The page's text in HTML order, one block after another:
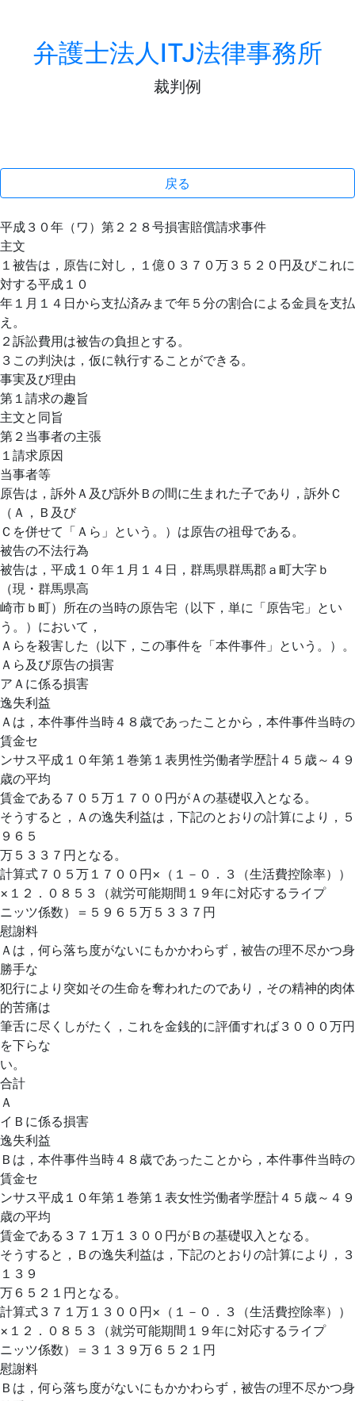
弁護士法人ITJ法律事務所
裁判例
戻る
平成３０年（ワ）第２２８号損害賠償請求事件
主文
１被告は，原告に対し，１億０３７０万３５２０円及びこれに
対する平成１０
年１月１４日から支払済みまで年５分の割合による金員を支払
え。
２訴訟費用は被告の負担とする。
３この判決は，仮に執行することができる。
事実及び理由
第１請求の趣旨
主文と同旨
第２当事者の主張
１請求原因
当事者等
原告は，訴外Ａ及び訴外Ｂの間に生まれた子であり，訴外Ｃ
（Ａ，Ｂ及び
Ｃを併せて「Ａら」という。）は原告の祖母である。
被告の不法行為
被告は，平成１０年１月１４日，群馬県群馬郡ａ町大字ｂ
（現・群馬県高
崎市ｂ町）所在の当時の原告宅（以下，単に「原告宅」とい
う。）において，
Ａらを殺害した（以下，この事件を「本件事件」という。）。
Ａら及び原告の損害
アＡに係る損害
逸失利益
Ａは，本件事件当時４８歳であったことから，本件事件当時の
賃金セ
ンサス平成１０年第１巻第１表男性労働者学歴計４５歳～４９
歳の平均
賃金である７０５万１７００円がＡの基礎収入となる。
そうすると，Ａの逸失利益は，下記のとおりの計算により，５
９６５
万５３３７円となる。
計算式７０５万１７００円×（１－０．３（生活費控除率））
×１２．０８５３（就労可能期間１９年に対応するライプ
ニッツ係数）＝５９６５万５３３７円
慰謝料
Ａは，何ら落ち度がないにもかかわらず，被告の理不尽かつ身
勝手な
犯行により突如その生命を奪われたのであり，その精神的肉体
的苦痛は
筆舌に尽くしがたく，これを金銭的に評価すれば３０００万円
を下らな
い。
合計
Ａ
イＢに係る損害
逸失利益
Ｂは，本件事件当時４８歳であったことから，本件事件当時の
賃金セ
ンサス平成１０年第１巻第１表女性労働者学歴計４５歳～４９
歳の平均
賃金である３７１万１３００円がＢの基礎収入となる。
そうすると，Ｂの逸失利益は，下記のとおりの計算により，３
１３９
万６５２１円となる。
計算式３７１万１３００円×（１－０．３（生活費控除率））
×１２．０８５３（就労可能期間１９年に対応するライプ
ニッツ係数）＝３１３９万６５２１円
慰謝料
Ｂは，何ら落ち度がないにもかかわらず，被告の理不尽かつ身